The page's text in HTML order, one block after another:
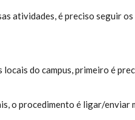
atividades, é preciso seguir
do campus, primeiro é
o procedimento é ligar/enviar